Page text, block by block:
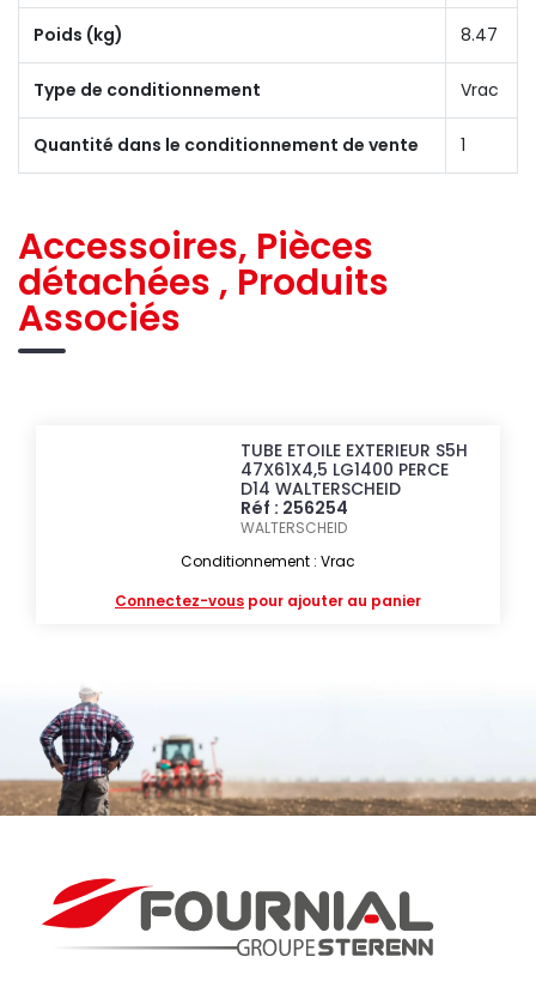
Poids (kg) 8.47
Type de conditionnement Vrac
Quantité dans le conditionnement de vente 1
Accessoires, Pièces
détachées , Produits
Associés
TUBE ETOILE EXTERIEUR S5H
47X61X4,5 LG1400 PERCE
D14 WALTERSCHEID
Réf : 256254
WALTERSCHEID
Conditionnement : Vrac
Connectez-vous pour ajouter au panier